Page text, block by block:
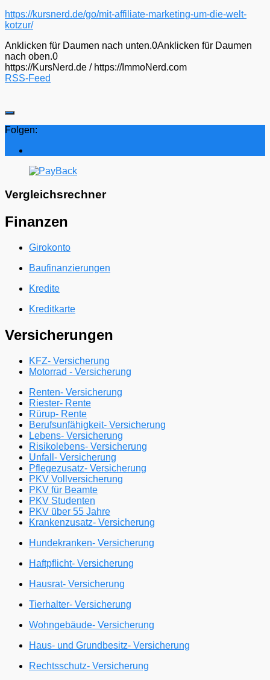
https://kursnerd.de/go/mit-affiliate-marketing-um-die-welt-
kotzur/
Anklicken für Daumen nach unten.0Anklicken für Daumen
nach oben.0
https://KursNerd.de / https://ImmoNerd.com
RSS-Feed
Folgen:
Vergleichsrechner
Finanzen
Girokonto
Baufinanzierungen
Kredite
Kreditkarte
Versicherungen
KFZ- Versicherung
Motorrad - Versicherung
Renten- Versicherung
Riester- Rente
Rürup- Rente
Berufsunfähigkeit- Versicherung
Lebens- Versicherung
Risikolebens- Versicherung
Unfall- Versicherung
Pflegezusatz- Versicherung
PKV Vollversicherung
PKV für Beamte
PKV Studenten
PKV über 55 Jahre
Krankenzusatz- Versicherung
Hundekranken- Versicherung
Haftpflicht- Versicherung
Hausrat- Versicherung
Tierhalter- Versicherung
Wohngebäude- Versicherung
Haus- und Grundbesitz- Versicherung
Rechtsschutz- Versicherung